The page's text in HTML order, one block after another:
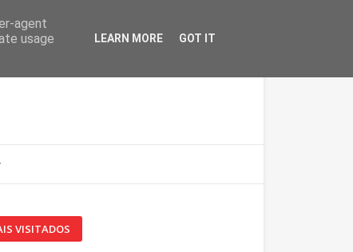
VISITADOS
agent
usage
LEARN MORE GOT IT